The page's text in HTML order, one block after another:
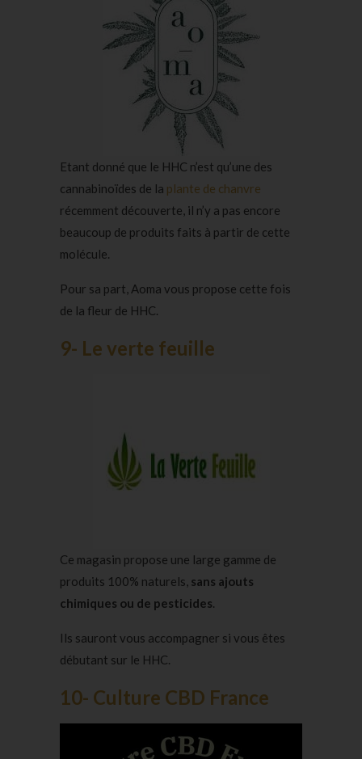
Etant donné que le HHC n’est qu’une des
cannabinoïdes de la plante de chanvre
récemment découverte, il n’y a pas encore
beaucoup de produits faits à partir de cette
molécule.
Pour sa part, Aoma vous propose cette fois
de la fleur de HHC.
9- Le verte feuille
Ce magasin propose une large gamme de
produits 100% naturels, sans ajouts
chimiques ou de pesticides.
Ils sauront vous accompagner si vous êtes
débutant sur le HHC.
10- Culture CBD France